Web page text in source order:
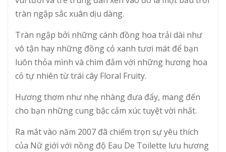
tràn ngập sắc xuân dịu dàng.
Tràn ngập bởi những cánh đồng hoa trải dài như
vô tận hay những đồng cỏ xanh tươi mát để bạn
luôn thỏa mình và chìm đắm với những hương hoa
cỏ tự nhiên từ trái cây Floral Fruity.
Hương thơm như nhẹ nhàng đưa đẩy, mang đến
cho bạn những cung bậc cảm xúc tuyệt vời nhất.
Ra mắt vào năm 2007 đã chiếm trọn sự yêu thích
của Nữ giới với nồng độ Eau De Toilette lưu hương